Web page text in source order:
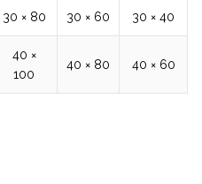
30 × 80 30 × 60 30 × 40
40 ×
100
40 × 80 40 × 60